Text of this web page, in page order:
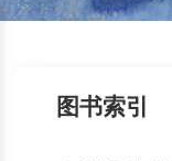
图书索引